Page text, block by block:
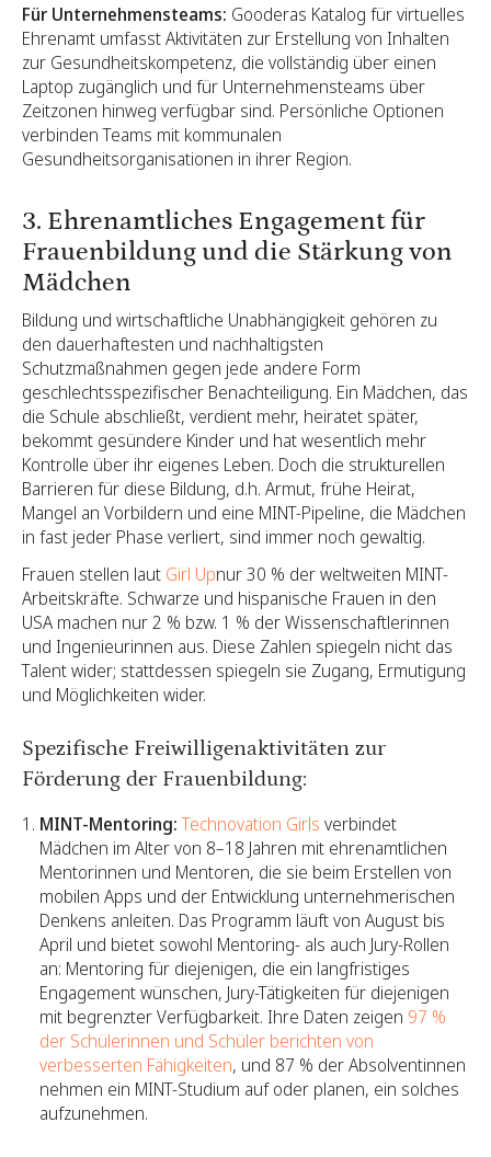
Für Unternehmensteams: Gooderas Katalog für virtuelles
Ehrenamt umfasst Aktivitäten zur Erstellung von Inhalten
zur Gesundheitskompetenz, die vollständig über einen
Laptop zugänglich und für Unternehmensteams über
Zeitzonen hinweg verfügbar sind. Persönliche Optionen
verbinden Teams mit kommunalen
Gesundheitsorganisationen in ihrer Region.
3. Ehrenamtliches Engagement für
Frauenbildung und die Stärkung von
Mädchen
Bildung und wirtschaftliche Unabhängigkeit gehören zu
den dauerhaftesten und nachhaltigsten
Schutzmaßnahmen gegen jede andere Form
geschlechtsspezifischer Benachteiligung. Ein Mädchen, das
die Schule abschließt, verdient mehr, heiratet später,
bekommt gesündere Kinder und hat wesentlich mehr
Kontrolle über ihr eigenes Leben. Doch die strukturellen
Barrieren für diese Bildung, d.h. Armut, frühe Heirat,
Mangel an Vorbildern und eine MINT-Pipeline, die Mädchen
in fast jeder Phase verliert, sind immer noch gewaltig.
Frauen stellen laut Girl Upnur 30 % der weltweiten MINT-
Arbeitskräfte. Schwarze und hispanische Frauen in den
USA machen nur 2 % bzw. 1 % der Wissenschaftlerinnen
und Ingenieurinnen aus. Diese Zahlen spiegeln nicht das
Talent wider; stattdessen spiegeln sie Zugang, Ermutigung
und Möglichkeiten wider.
Spezifische Freiwilligenaktivitäten zur
Förderung der Frauenbildung:
MINT-Mentoring:Technovation Girls verbindet
Mädchen im Alter von 8–18 Jahren mit ehrenamtlichen
Mentorinnen und Mentoren, die sie beim Erstellen von
mobilen Apps und der Entwicklung unternehmerischen
Denkens anleiten. Das Programm läuft von August bis
April und bietet sowohl Mentoring- als auch Jury-Rollen
an: Mentoring für diejenigen, die ein langfristiges
Engagement wünschen, Jury-Tätigkeiten für diejenigen
mit begrenzter Verfügbarkeit. Ihre Daten zeigen 97 %
der Schülerinnen und Schüler berichten von
verbesserten Fähigkeiten, und 87 % der Absolventinnen
nehmen ein MINT-Studium auf oder planen, ein solches
aufzunehmen.